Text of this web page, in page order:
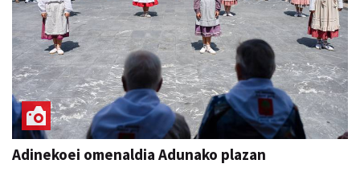
Adinekoei omenaldia Adunako plazan